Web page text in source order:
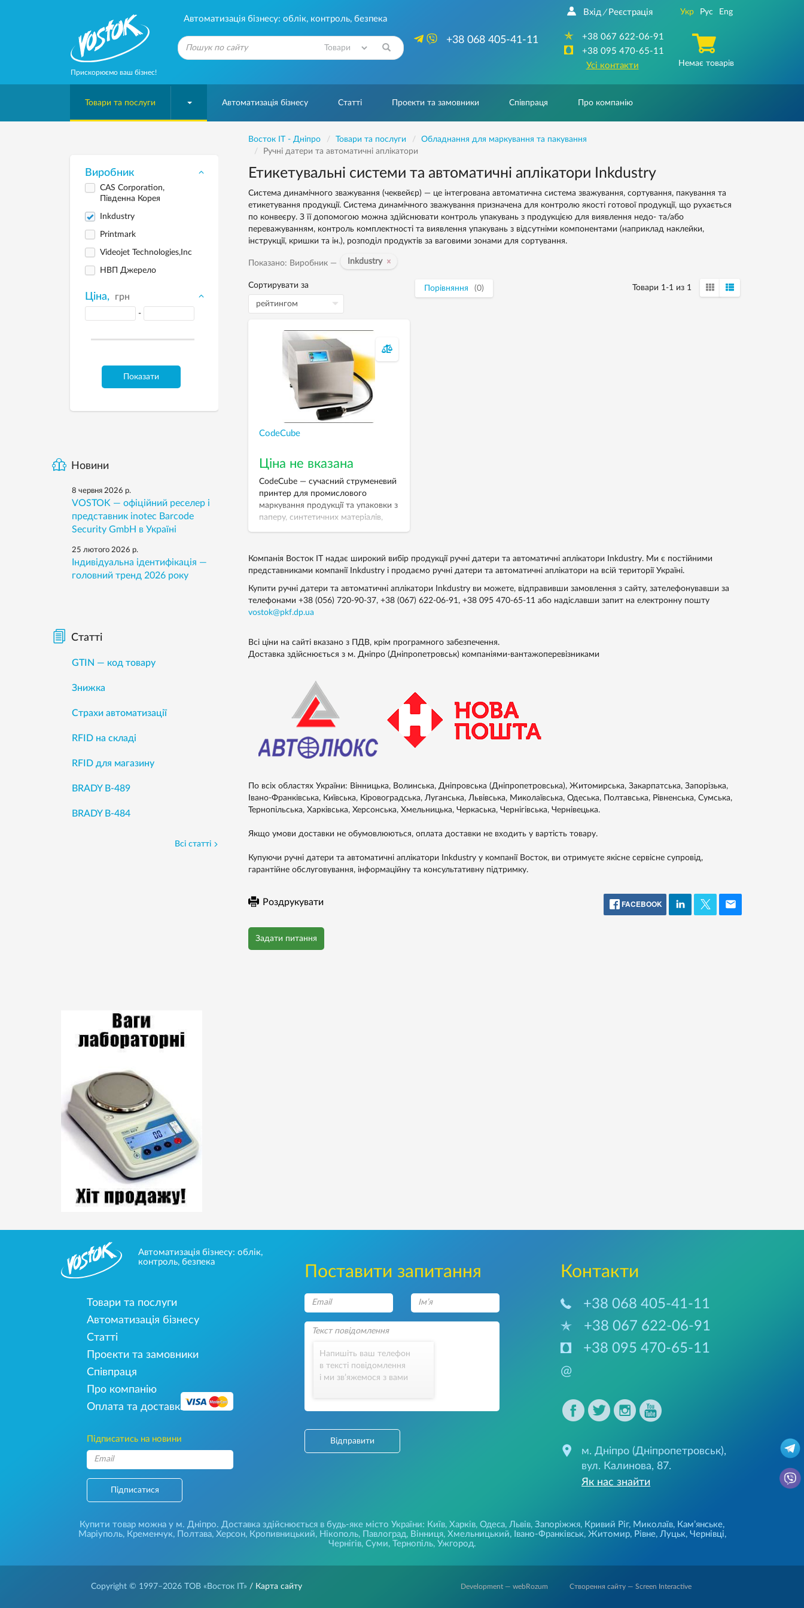
Прискорюємо ваш бізнес!
Автоматизація бізнесу: облік, контроль, безпека
+38 068 405-41-11
Вхід / Реєстрація
+38 067 622-06-91
+38 095 470-65-11
Усі контакти
Укр Рус Eng
Немає товарів
Товари та послуги Автоматизація бізнесу Статті Проекти та замовники Співпраця Про компанію
Восток IT - Дніпро Товари та послуги
Обладнання для маркування та пакування
Ручні датери та автоматичні аплікатори
Етикетувальні системи та автоматичні аплікатори Inkdustry
Система динамічного зважування (чеквейєр) — це інтегрована автоматична система зважування, сортування, пакування та
етикетування продукції. Система динамічного зважування призначена для контролю якості готової продукції, що рухається
по конвеєру. З її допомогою можна здійснювати контроль упакувань з продукцією для виявлення недо- та/або
переважуванням, контроль комплектності та виявлення упакувань з відсутніми компонентами (наприклад наклейки,
інструкції, кришки та ін.), розподіл продуктів за ваговими зонами для сортування.
Показано: Виробник — Inkdustry
Сортирувати за Порівняння (0) Товари 1-1 из 1
CodeCube
Ціна не вказана
CodeCube — сучасний струменевий
принтер для промислового
маркування продукції та упаковки з
паперу, синтетичних матеріалів,
Windows CE.
Компанія Восток IT надає широкий вибір продукції ручні датери та автоматичні аплікатори Inkdustry. Ми є постійними
представниками компанії Inkdustry і продаємо ручні датери та автоматичні аплікатори на всій території Україні.
Купити ручні датери та автоматичні аплікатори Inkdustry ви можете, відправивши замовлення з сайту, зателефонувавши за
телефонами +38 (056) 720-90-37, +38 (067) 622-06-91, +38 095 470-65-11або надіславши запит на електронну пошту
vostok@pkf.dp.ua
Всі ціни на сайті вказано з ПДВ, крім програмного забезпечення.
Доставка здійснюється з м. Дніпро (Дніпропетровськ) компаніями-вантажоперевізниками
По всіх областях України: Вінницька, Волинська, Дніпровська (Дніпропетровська), Житомирська, Закарпатська, Запорізька,
Івано-Франківська, Київська, Кіровоградська, Луганська, Львівська, Миколаївська, Одеська, Полтавська, Рівненська, Сумська,
Тернопільська, Харківська, Херсонська, Хмельницька, Черкаська, Чернігівська, Чернівецька.
Якщо умови доставки не обумовлюються, оплата доставки не входить у вартість товару.
Купуючи ручні датери та автоматичні аплікатори Inkdustry у компанії Восток, ви отримуєте якісне сервісне супровід,
гарантійне обслуговування, інформаційну та консультативну підтримку.
Роздрукувати FACEBOOK
Задати питання
Виробник
CAS Corporation,
Південна Корея
Inkdustry
Printmark
Videojet Technologies,Inc
НВП Джерело
Ціна, грн
-
Показати
Новини
8 червня 2026 р.
VOSTOK — офіційний реселер і
представник inotec Barcode
Security GmbH в Україні
25 лютого 2026 р.
Індивідуальна ідентифікація —
головний тренд 2026 року
Статті
GTIN — код товару
Знижка
Страхи автоматизації
RFID на складі
RFID для магазину
BRADY B-489
BRADY B-484
Всі статті
Автоматизація бізнесу: облік,
контроль, безпека
Товари та послуги
Автоматизація бізнесу
Статті
Проекти та замовники
Співпраця
Про компанію
Оплата та доставка
Підписатись на новини
Підписатися
Поставити запитання
Напишіть ваш телефон
в тексті повідомлення
і ми зв’яжемося з вами
Відправити
Контакти
+38 068 405-41-11
+38 067 622-06-91
+38 095 470-65-11
@
м. Дніпро (Дніпропетровськ),
вул. Калинова, 87.
Як нас знайти
Купити товар можна у м. Дніпро. Доставка здійснюється в будь-яке місто України: Київ, Харків, Одеса, Львів, Запоріжжя, Кривий Ріг, Миколаїв, Кам’янське,
Маріуполь, Кременчук, Полтава, Херсон, Кропивницький, Нікополь, Павлоград, Вінниця, Хмельницький, Івано-Франківськ, Житомир, Рівне, Луцьк, Чернівці,
Чернігів, Суми, Тернопіль, Ужгород.
Copyright © 1997–2026 ТОВ «Восток IT» / Карта сайту Development — webRozum Створення сайту — Screen Interactive